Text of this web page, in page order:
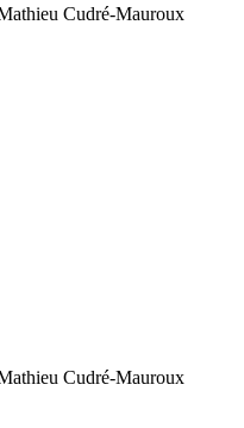
Cudré-Mauroux
Cudré-Mauroux